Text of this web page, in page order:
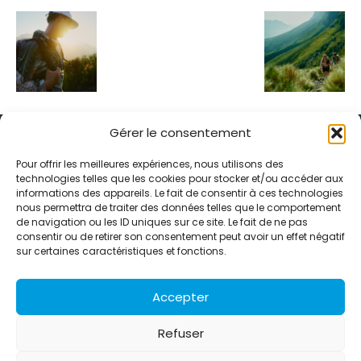
Gérer le consentement
Pour offrir les meilleures expériences, nous utilisons des
technologies telles que les cookies pour stocker et/ou accéder aux
informations des appareils. Le fait de consentir à ces technologies
nous permettra de traiter des données telles que le comportement
de navigation ou les ID uniques sur ce site. Le fait de ne pas
consentir ou de retirer son consentement peut avoir un effet négatif
sur certaines caractéristiques et fonctions.
Accepter
Refuser
Alternative Média est une agence de relations presse et de
relations publiques basée à Grenoble. Depuis 1995, elle conçoit et
pilote des stratégies de visibilité en France et à l’international
grâce à un réseau d’agences partenaires.